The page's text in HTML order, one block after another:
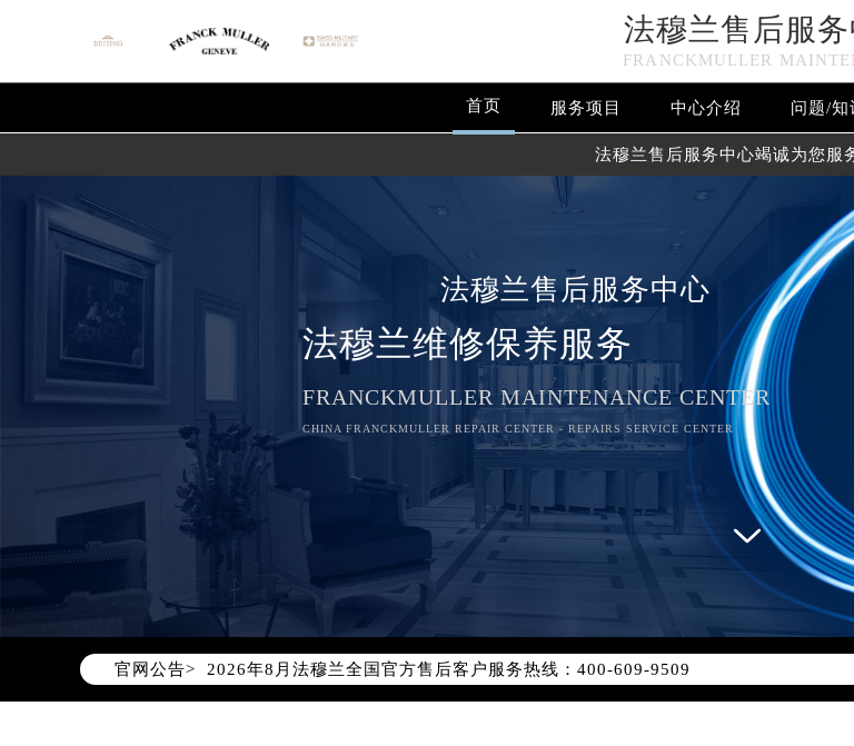
法穆兰售后服
FRANCKMULLER
首页 服务项目 中心介绍 问题/知
法穆兰售后服务中心竭诚为您服
法穆兰售后服务中心
法穆兰维修保养服务
FRANCKMULLER MAINTENANCE CENTER
CHINA FRANCKMULLER REPAIR CENTER - REPAIRS SERVICE CENTER
官网公告>
2026年8月法穆兰中国区售后服务网络优化升级公告
2026年8月法穆兰全国官方售后客户服务热线：400-609-9509
法穆兰官方全国统一服务热线400-609-9509，服务覆盖中国大陆、香港、澳门、
2026年8月法穆兰售后服务中心最新网点地址：